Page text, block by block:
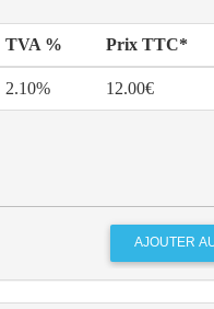
TVA % Prix TTC*
2.10% 12.00€